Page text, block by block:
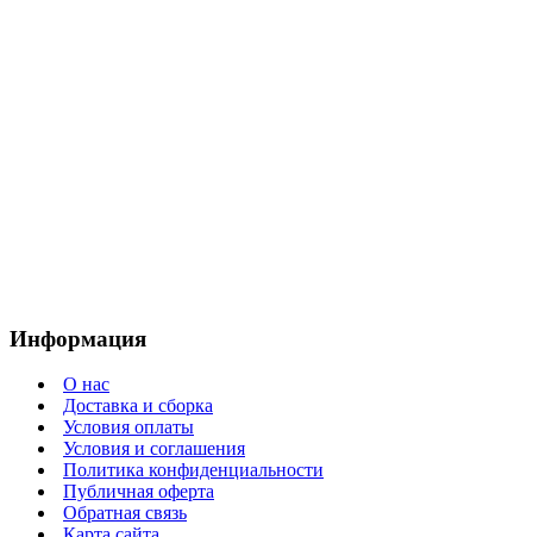
Информация
О нас
Доставка и сборка
Условия оплаты
Условия и соглашения
Политика конфиденциальности
Публичная оферта
Обратная связь